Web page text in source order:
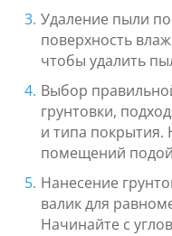
Удаление пыли
поверхность
чтобы удалить
Выбор
грунтовки,
и типа
помещений
Нанесение
валик для
Начинайте с